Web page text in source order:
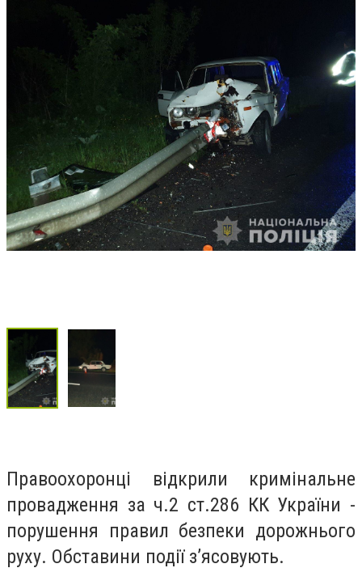
Правоохоронці відкрили кримінальне
провадження за ч.2 ст.286 КК України -
порушення правил безпеки дорожнього
руху. Обставини події з’ясовують.